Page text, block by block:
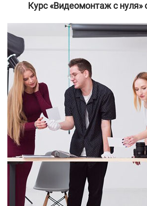
Курс «Видеомонтаж с нуля»